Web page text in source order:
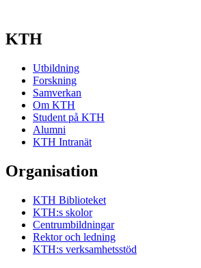
KTH
Utbildning
Forskning
Samverkan
Om KTH
Student på KTH
Alumni
KTH Intranät
Organisation
KTH Biblioteket
KTH:s skolor
Centrumbildningar
Rektor och ledning
KTH:s verksamhetsstöd